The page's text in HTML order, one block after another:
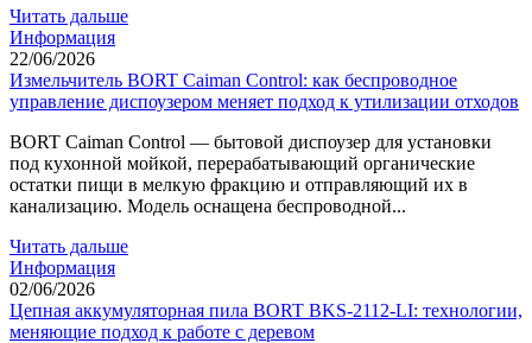
Читать дальше
Информация
22/06/2026
Измельчитель BORT Caiman Control: как беспроводное
управление диспоузером меняет подход к утилизации отходов
BORT Caiman Control — бытовой диспоузер для установки
под кухонной мойкой, перерабатывающий органические
остатки пищи в мелкую фракцию и отправляющий их в
канализацию. Модель оснащена беспроводной...
Читать дальше
Информация
02/06/2026
Цепная аккумуляторная пила BORT BKS-2112-LI: технологии,
меняющие подход к работе с деревом